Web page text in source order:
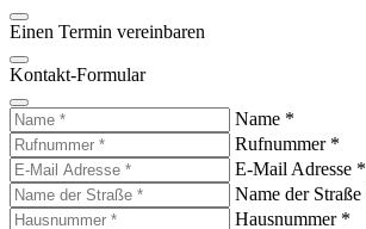
Einen Termin vereinbaren
Kontakt-Formular
Name *
Rufnummer *
E-Mail Adresse *
Name der Straße
Hausnummer *